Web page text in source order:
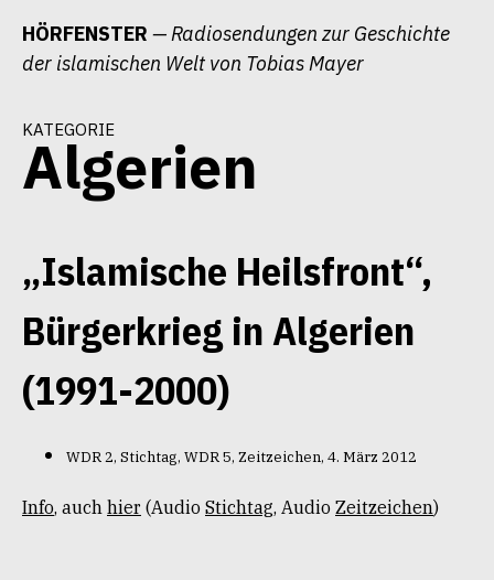
Inhalt
springen
HÖRFENSTER — Radiosendungen zur Geschichte
der islamischen Welt von Tobias Mayer
kategorie
Algerien
„Islamische Heilsfront“,
Bürgerkrieg in Algerien
(1991-2000)
WDR 2, Stichtag, WDR 5, Zeitzeichen, 4. März 2012
Info, auch hier (Audio Stichtag, Audio Zeitzeichen)